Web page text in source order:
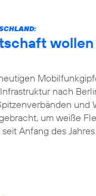
nach
um weiße
Anfang des